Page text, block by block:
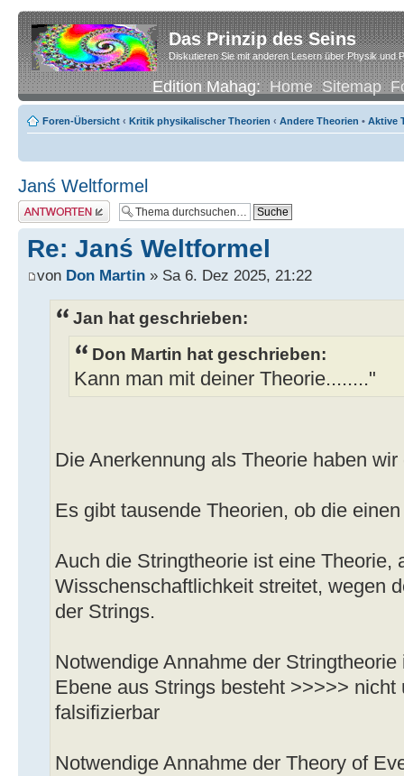
Das Prinzip des Seins
Diskutieren Sie mit anderen Lesern über Physik und
Edition Mahag:Home Sitemap
Foren-Übersicht ‹ Kritik physikalischer Theorien ‹ Andere Theorien • Aktive
Janś Weltformel
Antwort erstellen
Re: Janś Weltformel
von Don Martin » Sa 6. Dez 2025, 21:22
Jan hat geschrieben:
Don Martin hat geschrieben:
Kann man mit deiner Theorie........"
Die Anerkennung als Theorie haben
Es gibt tausende Theorien, ob die
Auch die Stringtheorie ist eine Theorie,
Wisschenschaftlichkeit streitet, wegen
der Strings.
Notwendige Annahme der
Ebene aus Strings besteht >>>>> nicht
falsifizierbar
Notwendige Annahme der Theory of